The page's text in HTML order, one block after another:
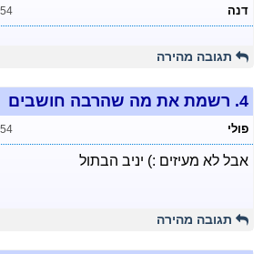
דנה
תגובה מהירה
4. רשמת את מה שהרבה חושבים
פולי
אבל לא מעיזים :) יניב הבתול
תגובה מהירה